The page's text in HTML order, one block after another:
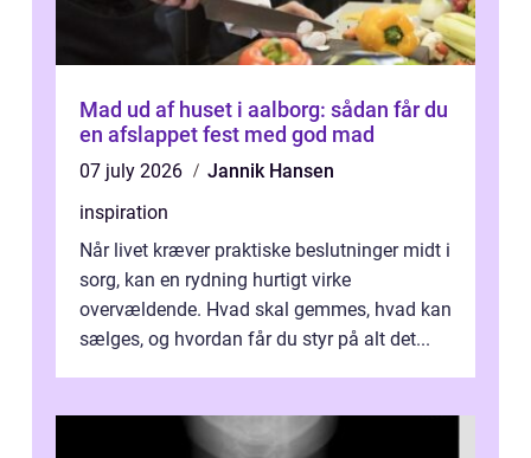
Mad ud af huset i aalborg: sådan får du
en afslappet fest med god mad
07 july 2026
Jannik Hansen
inspiration
Når livet kræver praktiske beslutninger midt i
sorg, kan en rydning hurtigt virke
overvældende. Hvad skal gemmes, hvad kan
sælges, og hvordan får du styr på alt det...